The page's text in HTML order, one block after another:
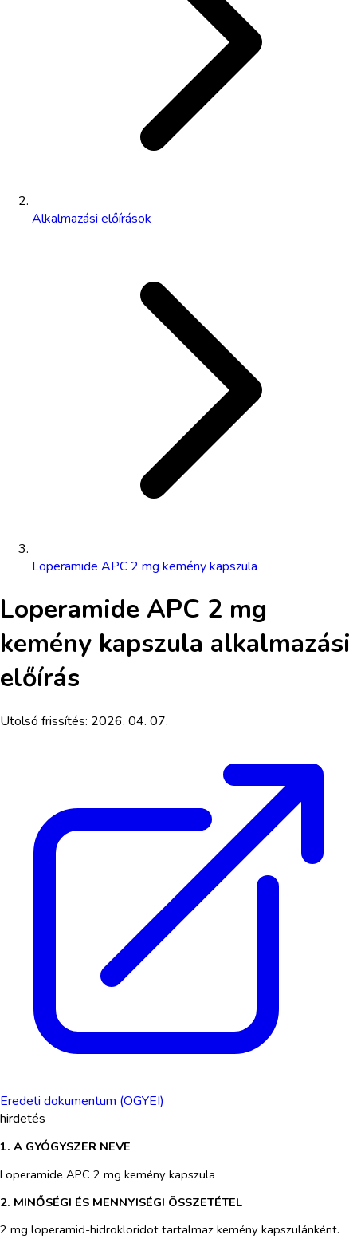
Alkalmazási előírások
Loperamide APC 2 mg kemény kapszula
Loperamide APC 2 mg
kemény kapszula alkalmazási
előírás
Utolsó frissítés: 2026. 04. 07.
Eredeti dokumentum (OGYEI)
hirdetés
1. A GYÓGYSZER NEVE
Loperamide APC 2 mg kemény kapszula
2. MINŐSÉGI ÉS MENNYISÉGI ÖSSZETÉTEL
2 mg loperamid-hidrokloridot tartalmaz kemény kapszulánként.